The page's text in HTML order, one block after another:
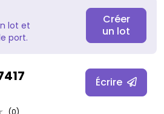
lot et
port.
Créer
un lot
Écrire